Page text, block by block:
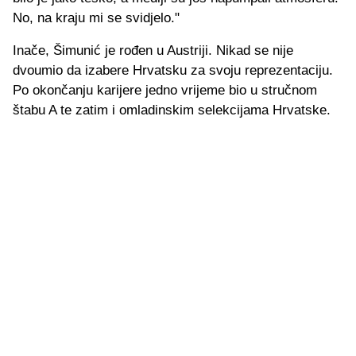
No, na kraju mi se svidjelo."
Inače, Šimunić je rođen u Austriji. Nikad se nije
dvoumio da izabere Hrvatsku za svoju reprezentaciju.
Po okončanju karijere jedno vrijeme bio u stručnom
štabu A te zatim i omladinskim selekcijama Hrvatske.